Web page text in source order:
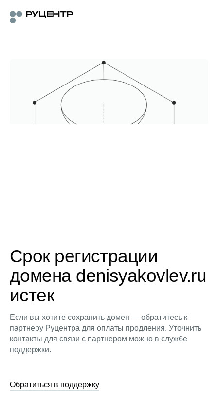
Срок регистрации
домена denisyakovlev.ru
истек
Если вы хотите сохранить домен — обратитесь к
партнеру Руцентра для оплаты продления. Уточнить
контакты для связи с партнером можно в службе
поддержки.
Обратиться в поддержку